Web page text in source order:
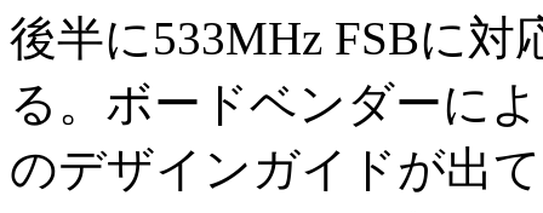
後半に533MHz FSBに対
る。ボードベンダーに
のデザインガイドが出